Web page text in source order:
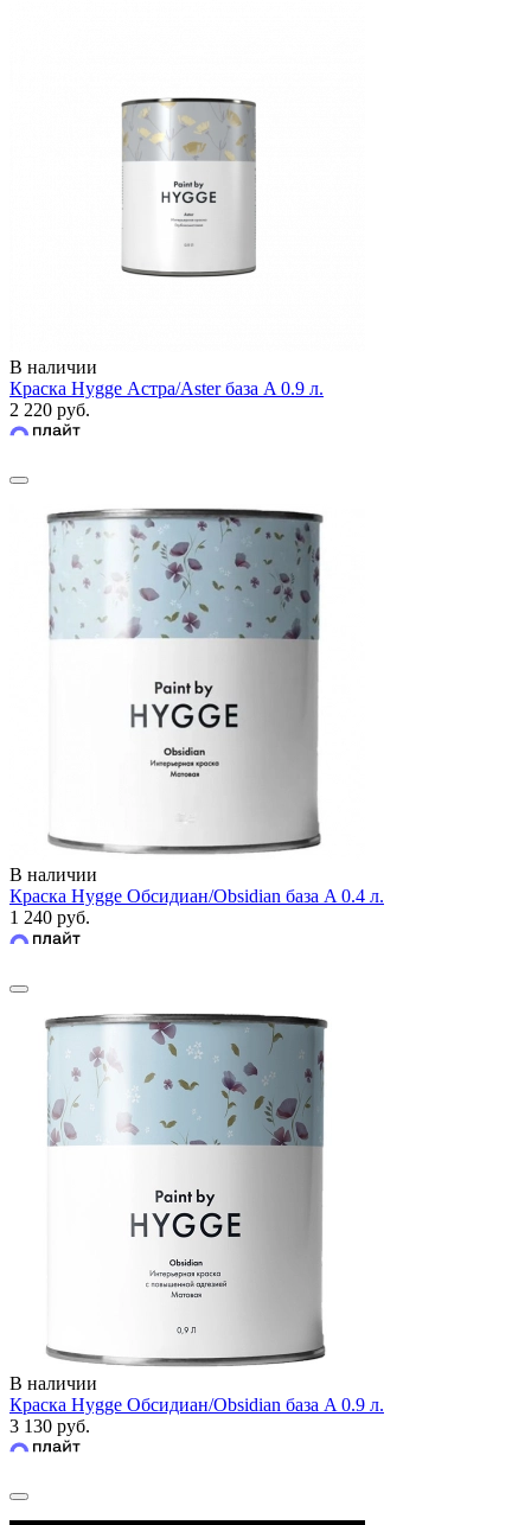
В наличии
Краска Hygge Астра/Aster база A 0.9 л.
2 220 руб.
В наличии
Краска Hygge Обсидиан/Obsidian база A 0.4 л.
1 240 руб.
В наличии
Краска Hygge Обсидиан/Obsidian база A 0.9 л.
3 130 руб.